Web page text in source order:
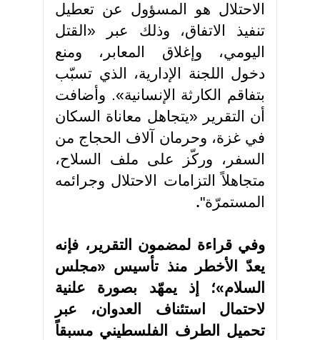
الاحتلال هو المسؤول عن تعطيل
تنفيذ الاتفاق، وذلك عبر «القتل
اليومي، وإغلاق المعابر، ومنع
دخول اللجنة الإدارية، الذي تسبّب
بتفاقم الكارثة الإنسانية». وأضافت
أن التقرير «يتجاهل معاناة السكان
في غزة، وحرمان آلاف الحجاج من
السفر، وركّز على ملف السلاح،
متجاهلاً التزامات الاحتلال وجرائمه
المستمرّة".
وفي قراءة لمضمون التقرير، فإنه
يعدّ الأخطر منذ تأسيس «مجلس
السلام»؛ إذ يمهّد بصورة علنية
لاحتمال استئناف العدوان، عبر
تحميل الطرف الفلسطيني مسبقاً